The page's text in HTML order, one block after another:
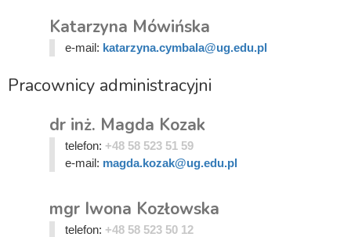
Katarzyna Mówińska
e-mail: katarzyna.cymbala@ug.edu.pl
Pracownicy administracyjni
dr inż. Magda Kozak
telefon: +48 58 523 51 59
e-mail: magda.kozak@ug.edu.pl
mgr Iwona Kozłowska
telefon: +48 58 523 50 12